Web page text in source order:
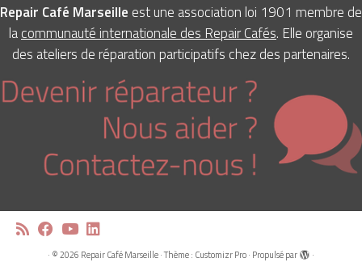
Repair Café Marseille est une association loi 1901 membre de
lacommunauté internationale des Repair Cafés. Elle organise
des ateliers de réparation participatifs chez des partenaires.
· © 2026 Repair Café Marseille·Thème : Customizr Pro· Propulsé par ·